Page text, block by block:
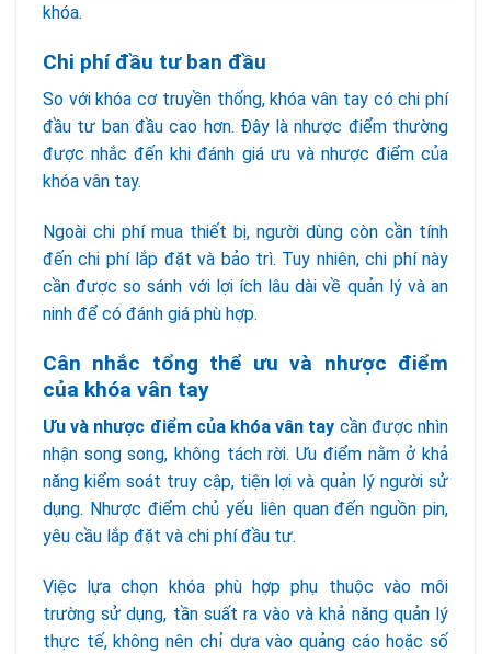
khóa.
Chi phí đầu tư ban đầu
So với khóa cơ truyền thống, khóa vân tay có chi phí
đầu tư ban đầu cao hơn. Đây là nhược điểm thường
được nhắc đến khi đánh giá ưu và nhược điểm của
khóa vân tay.
Ngoài chi phí mua thiết bị, người dùng còn cần tính
đến chi phí lắp đặt và bảo trì. Tuy nhiên, chi phí này
cần được so sánh với lợi ích lâu dài về quản lý và an
ninh để có đánh giá phù hợp.
Cân nhắc tổng thể ưu và nhược điểm
của khóa vân tay
Ưu và nhược điểm của khóa vân tay cần được nhìn
nhận song song, không tách rời. Ưu điểm nằm ở khả
năng kiểm soát truy cập, tiện lợi và quản lý người sử
dụng. Nhược điểm chủ yếu liên quan đến nguồn pin,
yêu cầu lắp đặt và chi phí đầu tư.
Việc lựa chọn khóa phù hợp phụ thuộc vào môi
trường sử dụng, tần suất ra vào và khả năng quản lý
thực tế, không nên chỉ dựa vào quảng cáo hoặc số